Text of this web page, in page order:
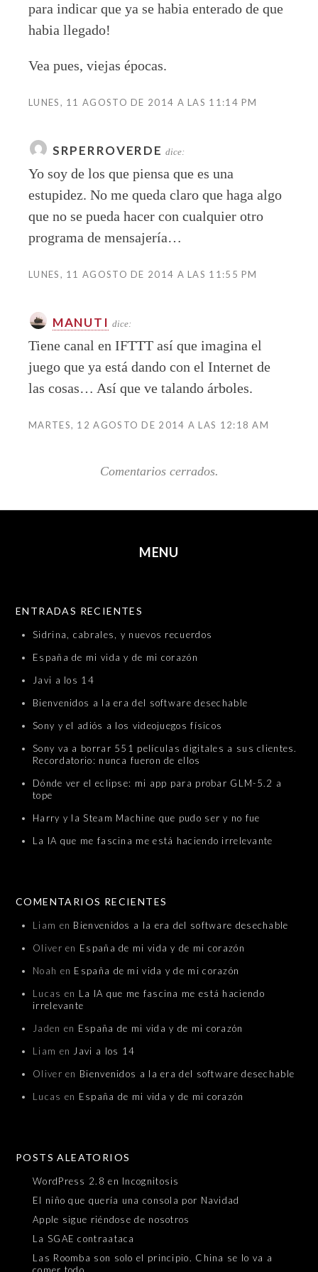
para indicar que ya se habia enterado de que
habia llegado!
Vea pues, viejas épocas.
LUNES, 11 AGOSTO DE 2014 A LAS 11:14 PM
SRPERROVERDE dice:
Yo soy de los que piensa que es una
estupidez. No me queda claro que haga algo
que no se pueda hacer con cualquier otro
programa de mensajería…
LUNES, 11 AGOSTO DE 2014 A LAS 11:55 PM
MANUTI dice:
Tiene canal en IFTTT así que imagina el
juego que ya está dando con el Internet de
las cosas… Así que ve talando árboles.
MARTES, 12 AGOSTO DE 2014 A LAS 12:18 AM
Comentarios cerrados.
MENU
ENTRADAS RECIENTES
Sidrina, cabrales, y nuevos recuerdos
España de mi vida y de mi corazón
Javi a los 14
Bienvenidos a la era del software desechable
Sony y el adiós a los videojuegos físicos
Sony va a borrar 551 películas digitales a sus clientes.
Recordatorio: nunca fueron de ellos
Dónde ver el eclipse: mi app para probar GLM-5.2 a
tope
Harry y la Steam Machine que pudo ser y no fue
La IA que me fascina me está haciendo irrelevante
COMENTARIOS RECIENTES
Liam en Bienvenidos a la era del software desechable
Oliver en España de mi vida y de mi corazón
Noah en España de mi vida y de mi corazón
Lucas en La IA que me fascina me está haciendo
irrelevante
Jaden en España de mi vida y de mi corazón
Liam en Javi a los 14
Oliver en Bienvenidos a la era del software desechable
Lucas en España de mi vida y de mi corazón
POSTS ALEATORIOS
WordPress 2.8 en Incognitosis
El niño que quería una consola por Navidad
Apple sigue riéndose de nosotros
La SGAE contraataca
Las Roomba son solo el principio. China se lo va a